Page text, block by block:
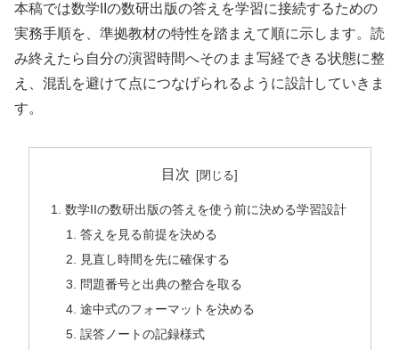
本稿では数学IIの数研出版の答えを学習に接続するための
実務手順を、準拠教材の特性を踏まえて順に示します。読
み終えたら自分の演習時間へそのまま写経できる状態に整
え、混乱を避けて点につなげられるように設計していきま
す。
目次
数学IIの数研出版の答えを使う前に決める学習設計
答えを見る前提を決める
見直し時間を先に確保する
問題番号と出典の整合を取る
途中式のフォーマットを決める
誤答ノートの記録様式